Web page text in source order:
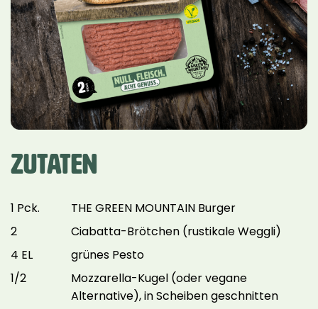
ZUTATEN
1 Pck.
THE GREEN MOUNTAIN Burger
2
Ciabatta-Brötchen (rustikale Weggli)
4 EL
grünes Pesto
1/2
Mozzarella-Kugel (oder vegane
Alternative), in Scheiben geschnitten